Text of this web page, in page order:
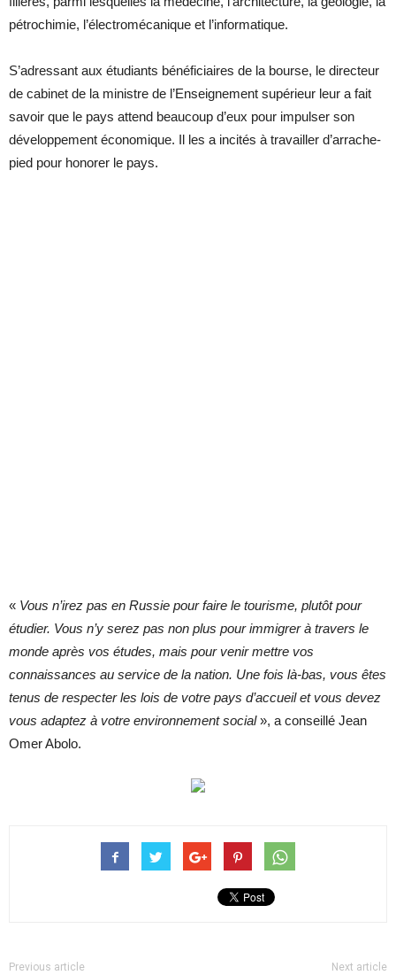
pétrochimie, l’électromécanique et l’informatique.
S’adressant aux étudiants bénéficiaires de la bourse, le directeur
de cabinet de la ministre de l’Enseignement supérieur leur a fait
savoir que le pays attend beaucoup d’eux pour impulser son
développement économique. Il les a incités à travailler d’arrache-
pied pour honorer le pays.
« Vous n’irez pas en Russie pour faire le tourisme, plutôt pour
étudier. Vous n’y serez pas non plus pour immigrer à travers le
monde après vos études, mais pour venir mettre vos
connaissances au service de la nation. Une fois là-bas, vous êtes
tenus de respecter les lois de votre pays d’accueil et vous devez
vous adaptez à votre environnement social», a conseillé Jean
Omer Abolo.
Previous article Next article